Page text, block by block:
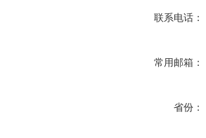
联系电话：
常用邮箱：
省份：